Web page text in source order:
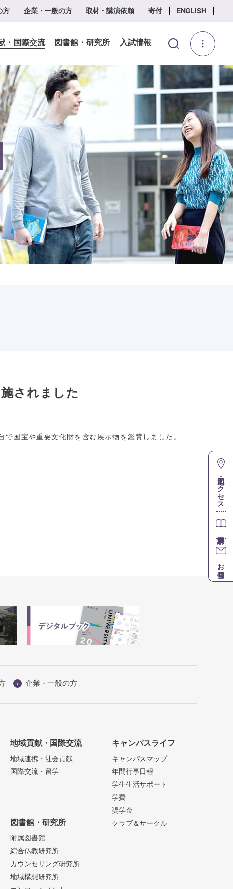
方 企業・一般の方 取材・講演依頼 寄付 ENGLISH
・国際交流 図書館・研究所 入試情報
されました
国宝や重要文化財を含む展示物を鑑賞しました。
企業・一般の方
地域貢献・国際交流
地域連携・社会貢献
国際交流・留学
キャンパスライフ
キャンパスマップ
年間行事日程
学生生活サポート
学費
奨学金
クラブ＆サークル
図書館・研究所
附属図書館
綜合仏教研究所
カウンセリング研究所
地域構想研究所
地図・アクセス
お問合せ